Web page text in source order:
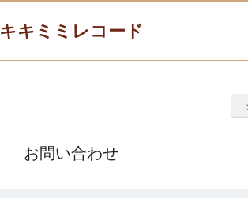
キキミミレコード
お問い合わせ